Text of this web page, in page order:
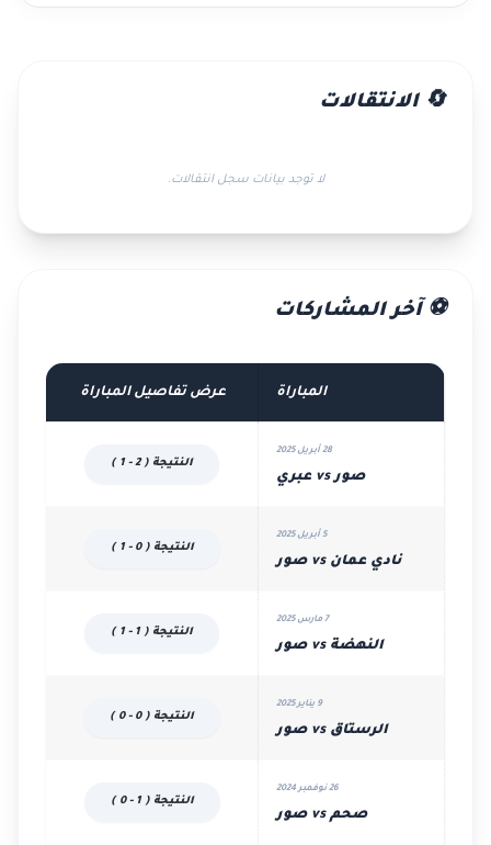
🔄 الانتقالات
لا توجد بيانات سجل انتقالات.
⚽ آخر المشاركات
المباراة عرض تفاصيل المباراة
28 أبريل 2025
صور vs عبري
النتيجة ( 2 - 1 )
5 أبريل 2025
نادي عمان vs صور
النتيجة ( 0 - 1 )
7 مارس 2025
النهضة vs صور
النتيجة ( 1 - 1 )
9 يناير 2025
الرستاق vs صور
النتيجة ( 0 - 0 )
26 نوفمبر 2024
صحم vs صور
النتيجة ( 1 - 0 )